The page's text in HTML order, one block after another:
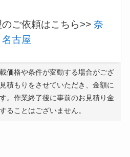
ご依頼はこちら>>奈
名古屋
価格や条件が変動する場合がござ
積もりをさせていただき、金額に
。作業終了後に事前のお見積り金
ることはございません。